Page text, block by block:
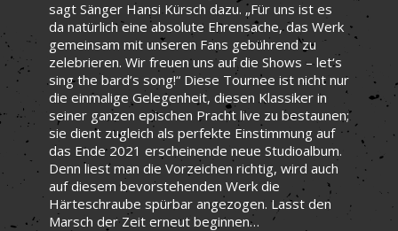
sagt Sänger Hansi Kürsch dazu. „Für uns ist es
da natürlich eine absolute Ehrensache, das Werk
gemeinsam mit unseren Fans gebührend zu
zelebrieren. Wir freuen uns auf die Shows – let‘s
sing the bard’s song!“ Diese Tournee ist nicht nur
die einmalige Gelegenheit, diesen Klassiker in
seiner ganzen epischen Pracht live zu bestaunen;
sie dient zugleich als perfekte Einstimmung auf
das Ende 2021 erscheinende neue Studioalbum.
Denn liest man die Vorzeichen richtig, wird auch
auf diesem bevorstehenden Werk die
Härteschraube spürbar angezogen. Lasst den
Marsch der Zeit erneut beginnen…